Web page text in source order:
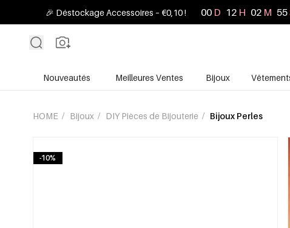
🎉 Déstockage Accessoires – €0,10 ! 00 D 12 H 02 M 53
Nouveautés Meilleures Ventes Bijoux
HOME / Bijoux / DIY Pièces de Bijouterie / Bijoux Perles
-10%